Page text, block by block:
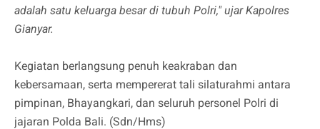
adalah satu keluarga besar di tubuh Polri," ujar Kapolres
Gianyar.
Kegiatan berlangsung penuh keakraban dan
kebersamaan, serta mempererat tali silaturahmi antara
pimpinan, Bhayangkari, dan seluruh personel Polri di
jajaran Polda Bali. (Sdn/Hms)